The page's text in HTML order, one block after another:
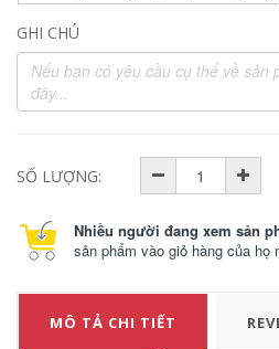
GHI CHÚ
SỐ LƯỢNG:
Nhiều người đang xem sản
sản phẩm vào giỏ hàng của họ
MÔ TẢ CHI TIẾT